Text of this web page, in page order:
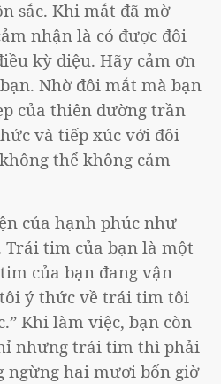
sắc. Khi mắt đã mờ
nhận là có được đôi
kỳ diệu. Hãy cảm ơn
Nhờ đôi mắt mà bạn
của thiên đường trần
và tiếp xúc với đôi
thể không cảm
của hạnh phúc như
Trái tim của bạn là một
của bạn đang vận
ý thức về trái tim tôi
Khi làm việc, bạn còn
nhưng trái tim thì phải
ngừng hai mươi bốn giờ